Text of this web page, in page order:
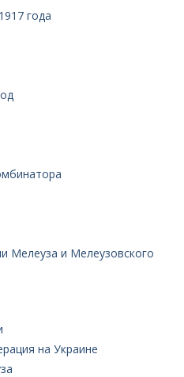
года
Мелеуза и Мелеузовского
на Украине